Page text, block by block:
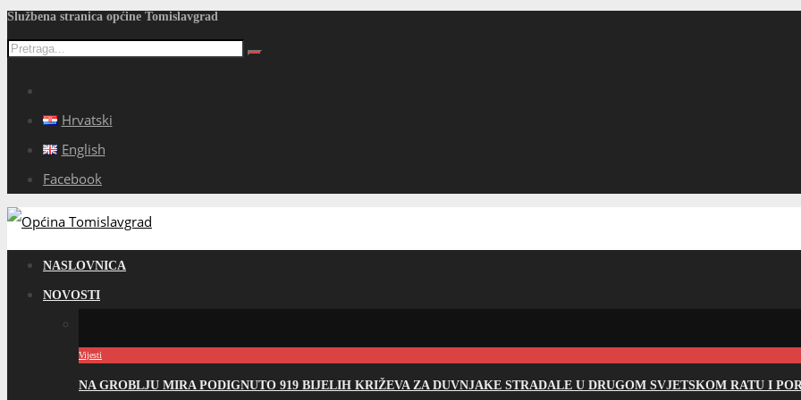
Službena stranica općine Tomislavgrad
Hrvatski
English
Facebook
NASLOVNICA
NOVOSTI
Vijesti
NA GROBLJU MIRA PODIGNUTO 919 BIJELIH KRIŽEVA ZA DUVNJAKE STRADALE U DRUGOM SVJETSKOM RATU I